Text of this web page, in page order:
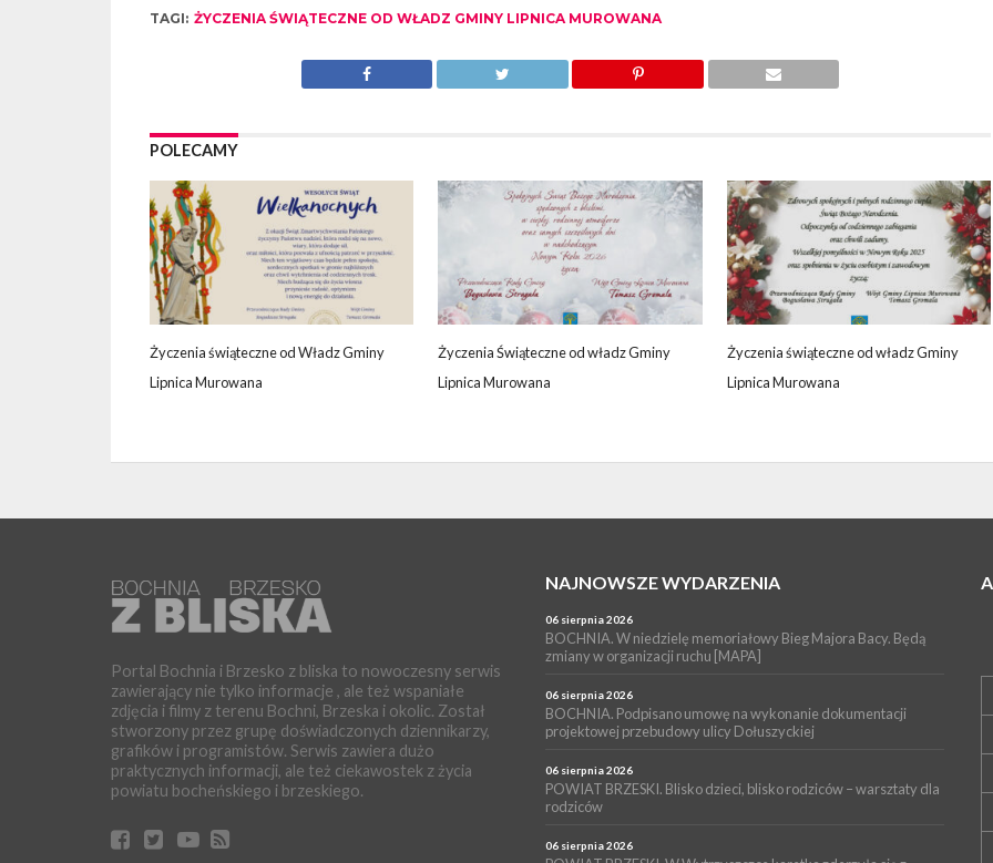
TAGI: ŻYCZENIA ŚWIĄTECZNE OD WŁADZ GMINY LIPNICA MUROWANA
POLECAMY
Życzenia świąteczne od Władz Gminy
Lipnica Murowana
Życzenia Świąteczne od władz Gminy
Lipnica Murowana
Życzenia świąteczne od władz Gminy
Lipnica Murowana
Portal Bochnia i Brzesko z bliska to nowoczesny serwis
zawierający nie tylko informacje , ale też wspaniałe
zdjęcia i filmy z terenu Bochni, Brzeska i okolic. Został
stworzony przez grupę doświadczonych dziennikarzy,
grafików i programistów. Serwis zawiera dużo
praktycznych informacji, ale też ciekawostek z życia
powiatu bocheńskiego i brzeskiego.
NAJNOWSZE WYDARZENIA
06 sierpnia 2026
BOCHNIA. W niedzielę memoriałowy Bieg Majora Bacy. Będą
zmiany w organizacji ruchu [MAPA]
06 sierpnia 2026
BOCHNIA. Podpisano umowę na wykonanie dokumentacji
projektowej przebudowy ulicy Dołuszyckiej
06 sierpnia 2026
POWIAT BRZESKI. Blisko dzieci, blisko rodziców – warsztaty dla
rodziców
06 sierpnia 2026